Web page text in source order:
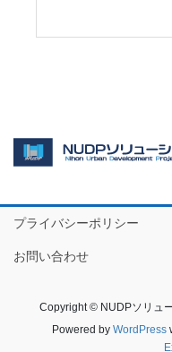
プライバシーポリシー
お問い合わせ
Copyright © NUDPソリュ
Powered by WordPress